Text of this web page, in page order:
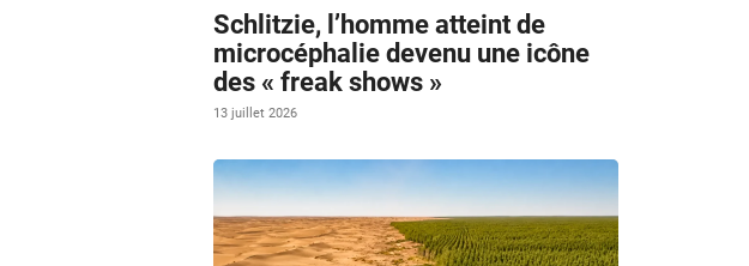
Schlitzie, l’homme atteint de
microcéphalie devenu une icône
des « freak shows »
13 juillet 2026